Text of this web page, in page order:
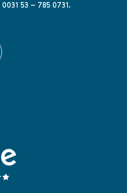
53 – 785 0731.